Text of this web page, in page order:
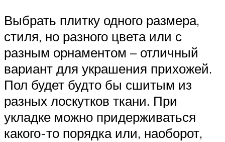
Выбрать плитку одного размера,
стиля, но разного цвета или с
разным орнаментом – отличный
вариант для украшения прихожей.
Пол будет будто бы сшитым из
разных лоскутков ткани. При
укладке можно придерживаться
какого-то порядка или, наоборот,